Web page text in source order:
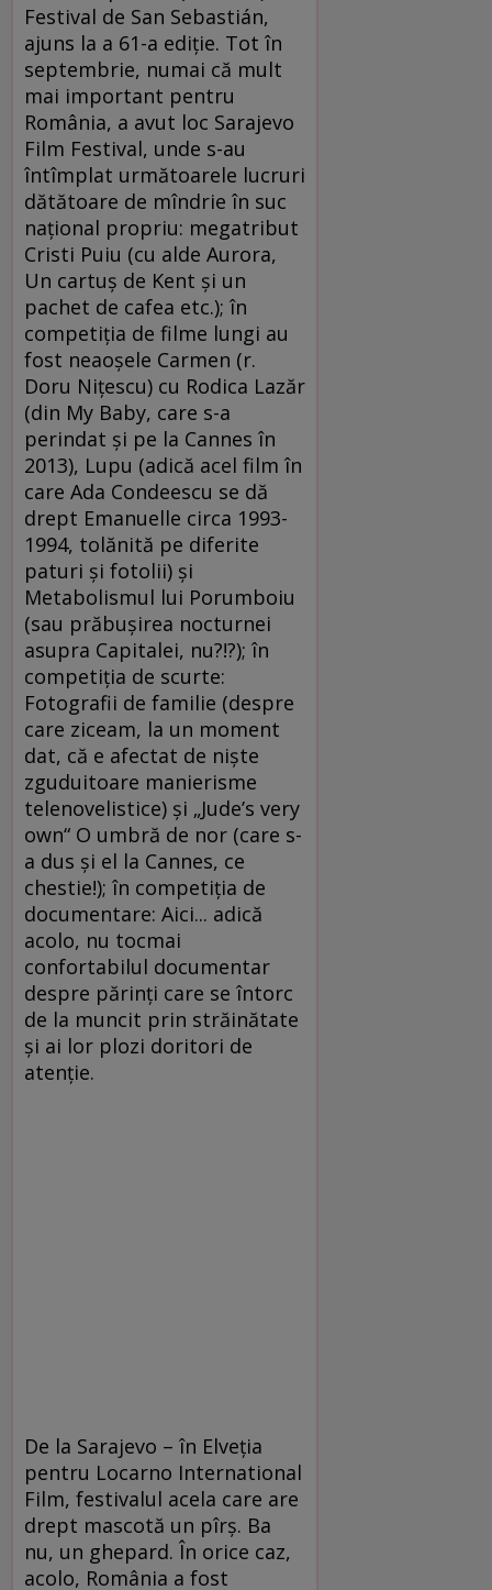
Festival de San Sebastián,
ajuns la a 61-a ediţie. Tot în
septembrie, numai că mult
mai important pentru
România, a avut loc Sarajevo
Film Festival, unde s-au
întîmplat următoarele lucruri
dătătoare de mîndrie în suc
naţional propriu: megatribut
Cristi Puiu (cu alde Aurora,
Un cartuş de Kent şi un
pachet de cafea etc.); în
competiţia de filme lungi au
fost neaoşele Carmen (r.
Doru Niţescu) cu Rodica Lazăr
(din My Baby, care s-a
perindat şi pe la Cannes în
2013), Lupu (adică acel film în
care Ada Condeescu se dă
drept Emanuelle circa 1993-
1994, tolănită pe diferite
paturi şi fotolii) şi
Metabolismul lui Porumboiu
(sau prăbuşirea nocturnei
asupra Capitalei, nu?!?); în
competiţia de scurte:
Fotografii de familie (despre
care ziceam, la un moment
dat, că e afectat de nişte
zguduitoare manierisme
telenovelistice) şi „Jude’s very
own“ O umbră de nor (care s-
a dus şi el la Cannes, ce
chestie!); în competiţia de
documentare: Aici... adică
acolo, nu tocmai
confortabilul documentar
despre părinţi care se întorc
de la muncit prin străinătate
şi ai lor plozi doritori de
atenţie.
De la Sarajevo – în Elveţia
pentru Locarno International
Film, festivalul acela care are
drept mascotă un pîrş. Ba
nu, un ghepard. În orice caz,
acolo, România a fost